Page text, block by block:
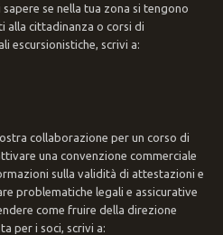
se nella tua zona si tengono
cittadinanza o corsi di
escursionistiche, scrivi a:
collaborazione per un corso di
una convenzione commerciale
sulla validità di attestazioni e
problematiche legali e assicurative
come fruire della direzione
per i soci, scrivi a: